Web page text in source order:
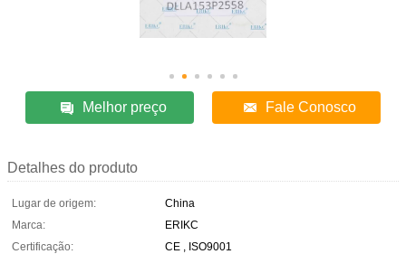
Melhor preço Fale Conosco
Detalhes do produto
Lugar de origem:
China
Marca:
ERIKC
Certificação:
CE , ISO9001